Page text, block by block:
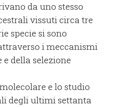
da uno stesso
vissuti circa tre
specie si sono
i meccanismi
della selezione
e lo studio
degli ultimi settanta